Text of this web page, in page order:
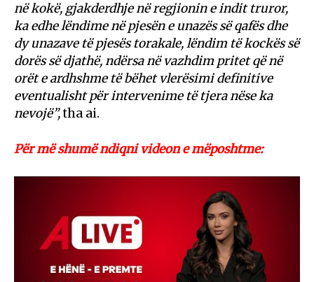
në kokë, gjakderdhje në regjionin e indit truror,
ka edhe lëndime në pjesën e unazës së qafës dhe
dy unazave të pjesës torakale, lëndim të kockës së
dorës së djathë, ndërsa në vazhdim pritet që në
orët e ardhshme të bëhet vlerësimi definitive
eventualisht për intervenime të tjera nëse ka
nevojë”,tha ai.
Për më shumë ndiqni videon e mëposhtme: